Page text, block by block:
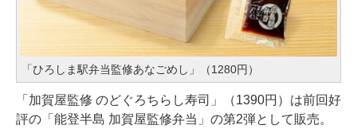
「ひろしま駅弁当監修あなごめし」（1280円）
「加賀屋監修 のどぐろちらし寿司」（1390円）は前回好
評の「能登半島 加賀屋監修弁当」の第2弾として販売。